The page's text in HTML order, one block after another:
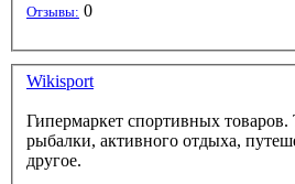
Отзывы: 0
Wikisport
Гипермаркет спортивных
рыбалки, активного отдыха,
другое.